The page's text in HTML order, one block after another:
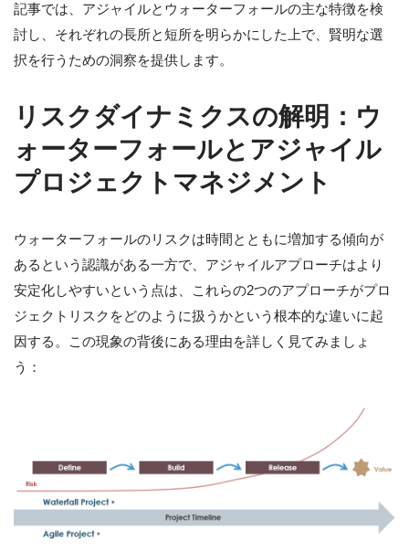
記事では、アジャイルとウォーターフォールの主な特徴を検
討し、それぞれの長所と短所を明らかにした上で、賢明な選
択を行うための洞察を提供します。
リスクダイナミクスの解明：ウ
ォーターフォールとアジャイル
プロジェクトマネジメント
ウォーターフォールのリスクは時間とともに増加する傾向が
あるという認識がある一方で、アジャイルアプローチはより
安定化しやすいという点は、これらの2つのアプローチがプロ
ジェクトリスクをどのように扱うかという根本的な違いに起
因する。この現象の背後にある理由を詳しく見てみましょ
う：